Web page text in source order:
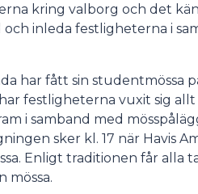
kring valborg och det
och inleda festligheterna i
har fått sin studentmössa
festligheterna vuxit sig
i samband med
sker kl. 17 när Havis
Enligt traditionen får alla
mössa.